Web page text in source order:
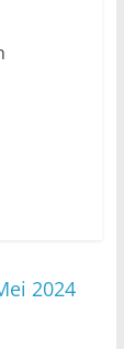
2024